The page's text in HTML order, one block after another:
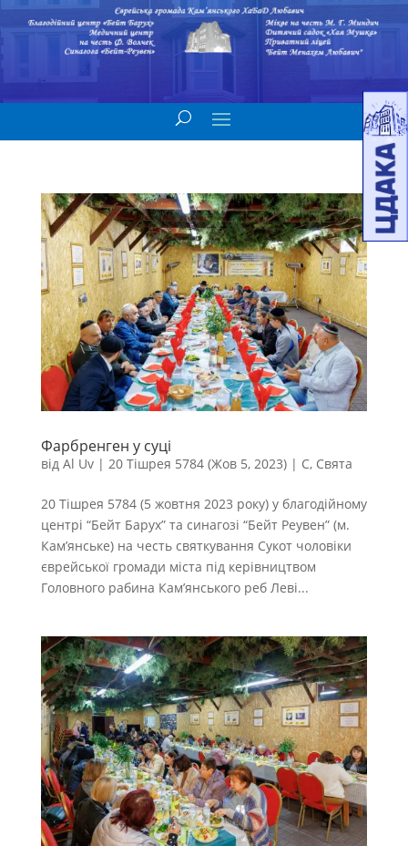
Фарбренген у суці
від Al Uv| 20 Тішрея 5784 (Жов 5, 2023)| С, Свята
20 Тішрея 5784 (5 жовтня 2023 року) у благодійному
центрі “Бейт Барух” та синагозі “Бейт Реувен” (м.
Кам’янське) на честь святкування Сукот чоловіки
єврейської громади міста під керівництвом
Головного рабина Кам’янського реб Леві...